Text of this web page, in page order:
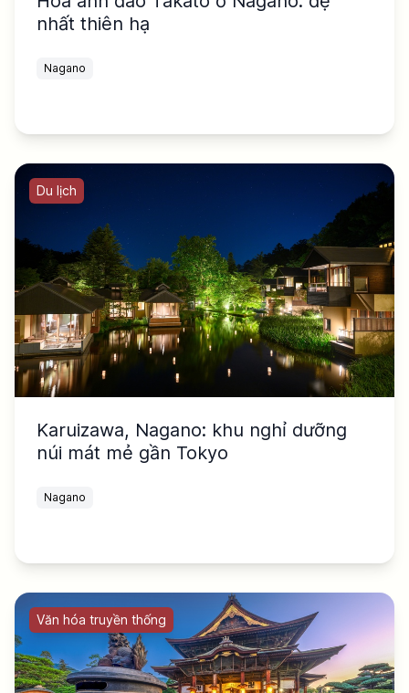
nhất thiên hạ
Nagano
Du lịch
Karuizawa, Nagano: khu nghỉ dưỡng
núi mát mẻ gần Tokyo
Nagano
Văn hóa truyền thống